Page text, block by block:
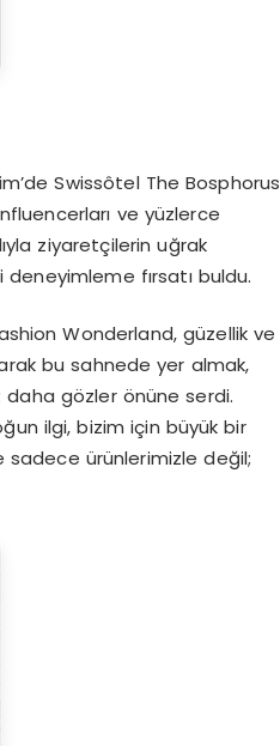
Swissôtel The Bosphorus
ve yüzlerce
ziyaretçilerin uğrak
deneyimleme fırsatı buldu.
Wonderland, güzellik ve
bu sahnede yer almak,
daha gözler önüne serdi.
ilgi, bizim için büyük bir
sadece ürünlerimizle değil;